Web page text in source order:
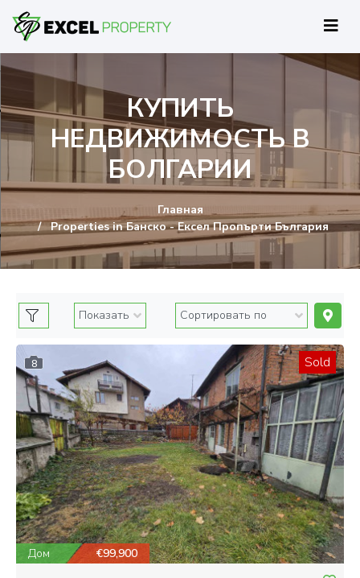
КУПИТЬ
НЕДВИЖИМОСТЬ В
БОЛГАРИИ
Главная
Properties in Банско - Ексел Пропърти България
8 Sold
Дом €99,900